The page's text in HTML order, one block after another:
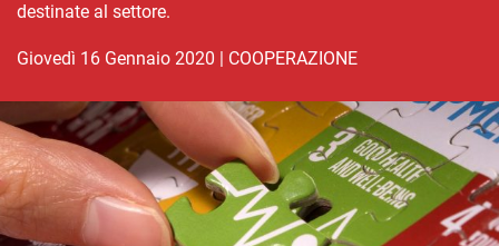
destinate al settore.
giovedì 16 Gennaio 2020 | COOPERAZIONE